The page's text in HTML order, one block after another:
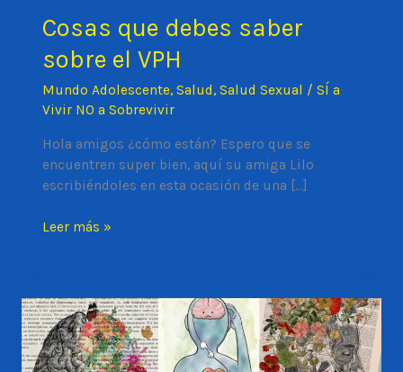
Cosas que debes saber
sobre el VPH
Mundo Adolescente,Salud,Salud Sexual /SÍ a
Vivir NO a Sobrevivir
Hola amigos ¿cómo están? Espero que se
encuentren super bien, aquí su amiga Lilo
escribiéndoles en esta ocasión de una […]
Cosas
sobre
el
VPH
Leer más »